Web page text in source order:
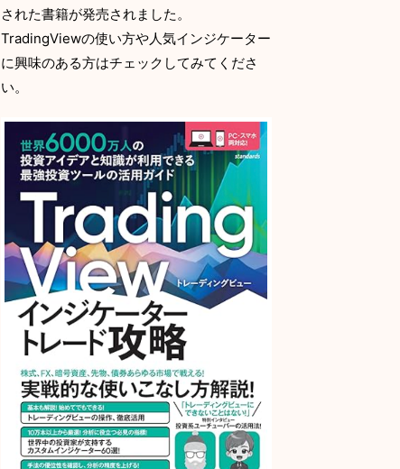
された書籍が発売されました。
TradingViewの使い方や人気インジケーター
に興味のある方はチェックしてみてくださ
い。